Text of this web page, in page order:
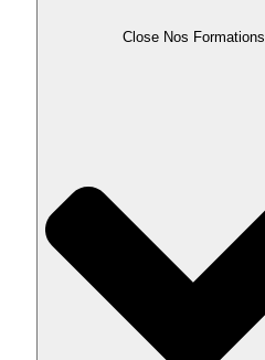
Close Nos Formations